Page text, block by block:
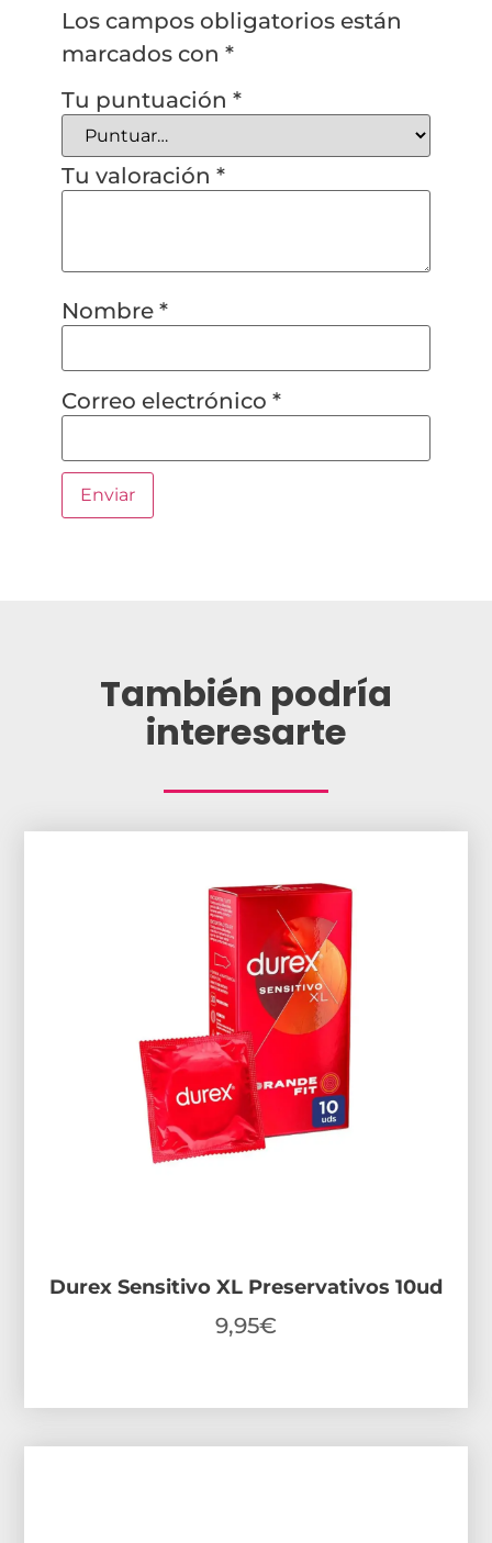
Los campos obligatorios están
marcados con *
Tu puntuación *
Tu valoración *
Nombre *
Correo electrónico *
También podría
interesarte
Durex Sensitivo XL Preservativos 10ud
9,95€